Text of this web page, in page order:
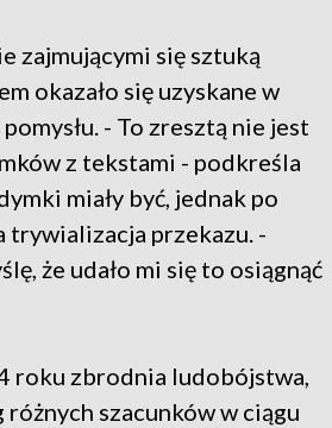
zajmującymi się sztuką
okazało się uzyskane w
- To zresztą nie jest
z tekstami - podkreśla
miały być, jednak po
trywializacja przekazu. -
że udało mi się to osiągnąć
roku zbrodnia ludobójstwa,
szacunków w ciągu